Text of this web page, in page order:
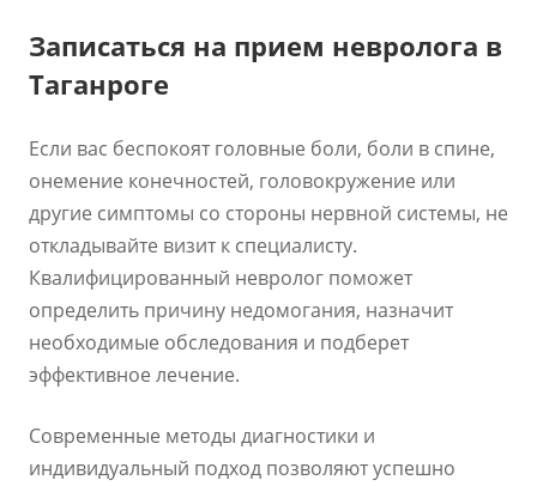
Записаться на прием невролога в
Таганроге
Если вас беспокоят головные боли, боли в спине,
онемение конечностей, головокружение или
другие симптомы со стороны нервной системы, не
откладывайте визит к специалисту.
Квалифицированный невролог поможет
определить причину недомогания, назначит
необходимые обследования и подберет
эффективное лечение.
Современные методы диагностики и
индивидуальный подход позволяют успешно